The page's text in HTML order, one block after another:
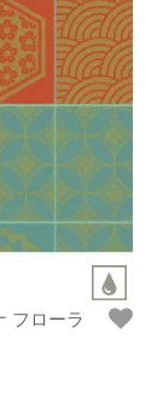
フローラ